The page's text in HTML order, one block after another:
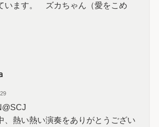
います。 ズカちゃん（愛をこめ
、熱い熱い演奏をありがとうござい